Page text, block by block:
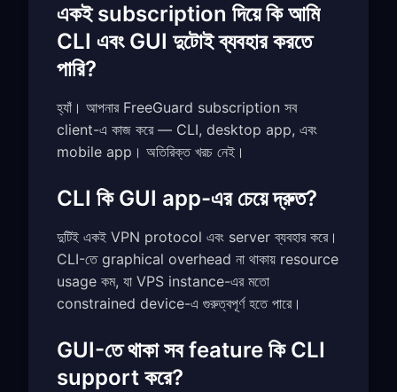
একই subscription দিয়ে কি আমি
CLI এবং GUI দুটোই ব্যবহার করতে
পারি?
হ্যাঁ। আপনার FreeGuard subscription সব
client-এ কাজ করে — CLI, desktop app, এবং
mobile app। অতিরিক্ত খরচ নেই।
CLI কি GUI app-এর চেয়ে দ্রুত?
দুটিই একই VPN protocol এবং server ব্যবহার করে।
CLI-তে graphical overhead না থাকায় resource
usage কম, যা VPS instance-এর মতো
constrained device-এ গুরুত্বপূর্ণ হতে পারে।
GUI-তে থাকা সব feature কি CLI
support করে?